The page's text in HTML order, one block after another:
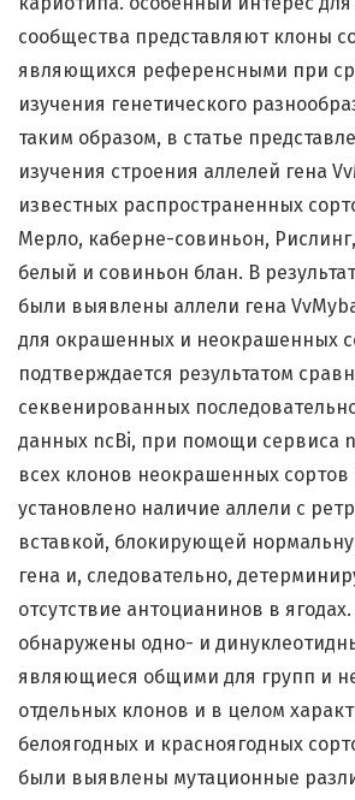
сообщества представляют клоны
являющихся референсными при
изучения генетического
таким образом, в статье
изучения строения аллелей гена
известных распространенных
Мерло, каберне-совиньон,
белый и совиньон блан. В
были выявлены аллели гена
для окрашенных и неокрашенных
подтверждается результатом
секвенированных
данных ncBi, при помощи сервиса
всех клонов неокрашенных
установлено наличие аллели с
вставкой, блокирующей
гена и, следовательно,
отсутствие антоцианинов в
обнаружены одно- и
являющиеся общими для групп и
отдельных клонов и в целом
белоягодных и красноягодных
были выявлены мутационные